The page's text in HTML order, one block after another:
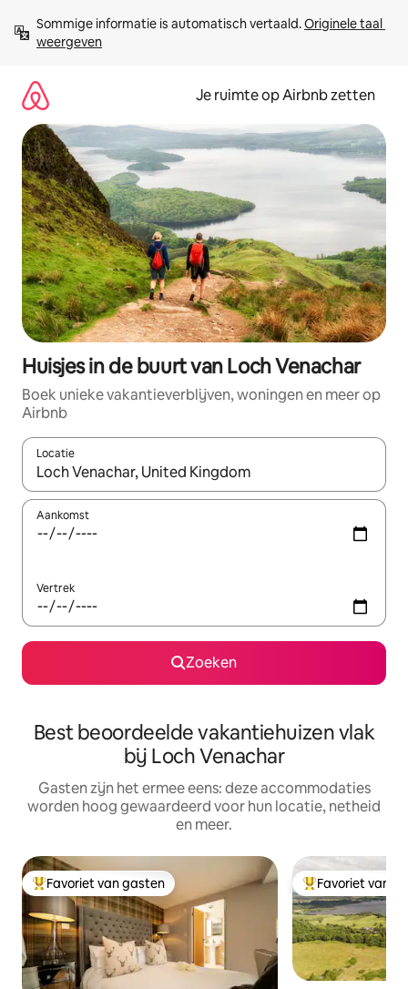
direct
naar
Sommige informatie is automatisch vertaald. Originele taal
weergeven
Je ruimte op Airbnb zetten
Huisjes in de buurt van Loch Venachar
Boek unieke vakantieverblijven, woningen en meer op
Airbnb
Locatie
Wanneer er suggesties beschikbaar zijn, maak je een keuze
Aankomst
Vertrek
Zoeken
Best beoordeelde vakantiehuizen vlak
bij Loch Venachar
Gasten zijn het ermee eens: deze accommodaties
worden hoog gewaardeerd voor hun locatie, netheid
en meer.
Topfavoriet van gasten
Favoriet van gasten Topfavoriet van
Favoriet van